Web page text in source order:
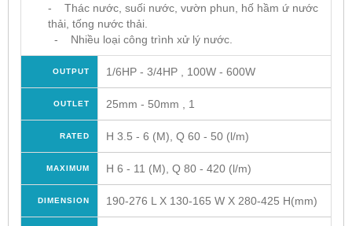
- Thác nước, suối nước, vườn phun, hố hầm ứ nước
thải, tống nước thải.
- Nhiều loại công trình xử lý nước.
OUTPUT 1/6HP - 3/4HP , 100W - 600W
OUTLET 25mm - 50mm , 1
RATED H 3.5 - 6 (M), Q 60 - 50 (l/m)
MAXIMUM H 6 - 11 (M), Q 80 - 420 (l/m)
DIMENSION 190-276 L X 130-165 W X 280-425 H(mm)